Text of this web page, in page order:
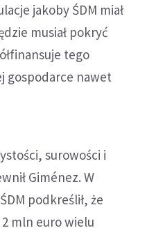
jakoby ŚDM miał
musiał pokryć
tego
gospodarce nawet
surowości i
Giménez. W
podkreślił, że
mln euro wielu